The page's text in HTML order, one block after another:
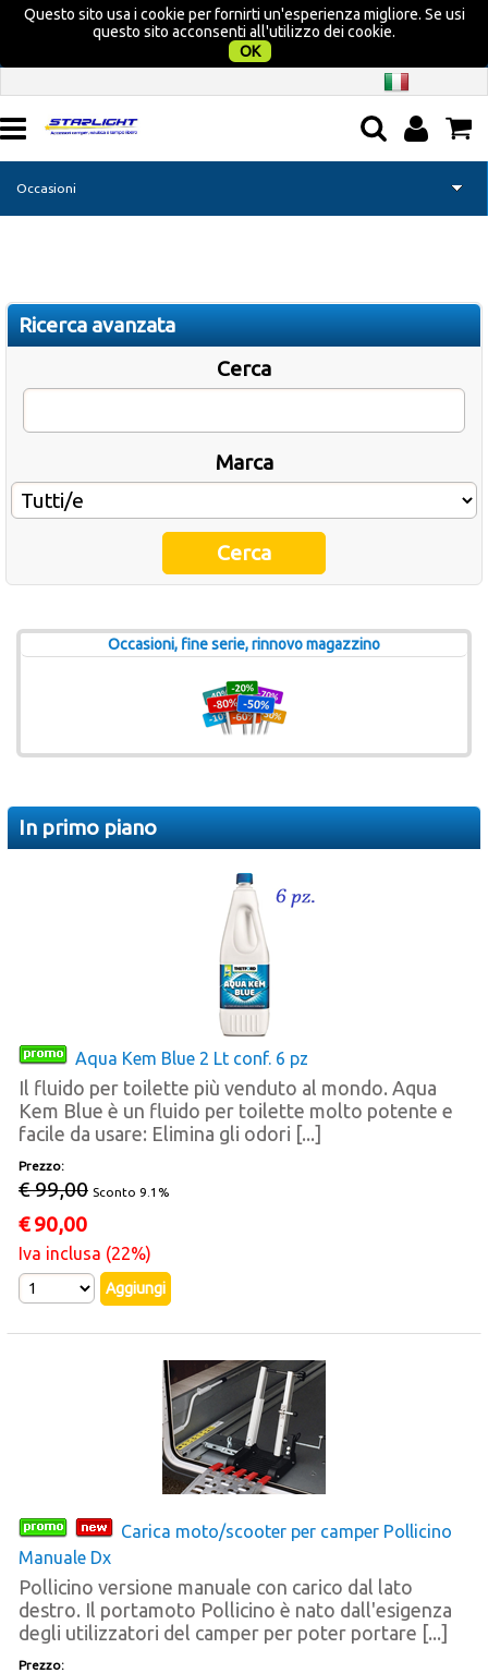
Questo sito usa i cookie per fornirti un'esperienza migliore. Se usi
questo sito acconsenti all'utilizzo dei cookie.
OK
Promozione Acquatravel
Occasioni
Offerte del mese
Ricerca avanzata
Cerca
Marca
Occasioni, fine serie, rinnovo magazzino
In primo piano
Aqua Kem Blue 2 Lt conf. 6 pz
Il fluido per toilette più venduto al mondo. Aqua
Kem Blue è un fluido per toilette molto potente e
facile da usare: Elimina gli odori [...]
Prezzo:
€ 99,00 Sconto 9.1%
€90,00
Iva inclusa (22%)
Carica moto/scooter per camper Pollicino
Manuale Dx
Pollicino versione manuale con carico dal lato
destro. Il portamoto Pollicino è nato dall'esigenza
degli utilizzatori del camper per poter portare [...]
Prezzo: